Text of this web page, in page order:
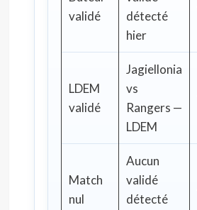
validé
détecté
hier
LDEM
validé
Jagiellonia
vs
Rangers —
LDEM
Match
nul
Aucun
validé
détecté